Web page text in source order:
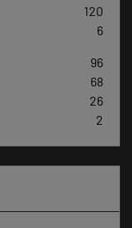
120
6
96
68
26
2